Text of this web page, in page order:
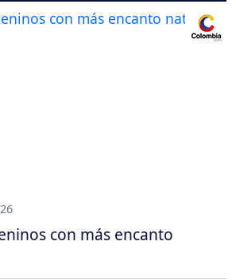
con más encanto